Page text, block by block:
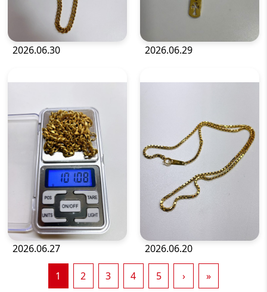
2026.06.30 2026.06.29
2026.06.27 2026.06.20
1 2 3 4 5 › »